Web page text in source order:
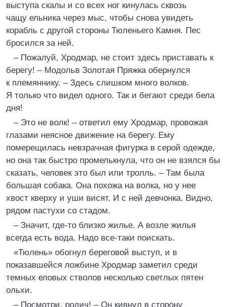
выступа скалы и со всех ног кинулась сквозь
чащу ельника через мыс, чтобы снова увидеть
корабль с другой стороны Тюленьего Камня. Пес
бросился за ней.
– Пожалуй, Хродмар, не стоит здесь приставать к
берегу! – Модольв Золотая Пряжка обернулся
к племяннику. – Здесь слишком много волков.
Я только что видел одного. Так и бегают среди бела
дня!
– Это не волк! – ответил ему Хродмар, провожая
глазами неясное движение на берегу. Ему
померещилась невзрачная фигурка в серой одежде,
но она так быстро промелькнула, что он не взялся бы
сказать, человек это был или тролль. – Там была
большая собака. Она похожа на волка, но у нее
хвост кверху и уши висят. И с ней девчонка. Видно,
рядом пастухи со стадом.
– Значит, где-то близко жилье. А возле жилья
всегда есть вода. Надо все-таки поискать.
«Тюлень» обогнул береговой выступ, и в
показавшейся ложбине Хродмар заметил среди
темных еловых стволов несколько светлых пятен
ольхи.
– Посмотри, родич! – Он кивнул в сторону